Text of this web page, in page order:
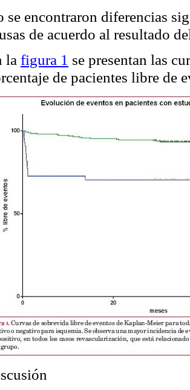
se encontraron diferencias
de acuerdo al resultado
la figura 1 se presentan las
de pacientes libre de